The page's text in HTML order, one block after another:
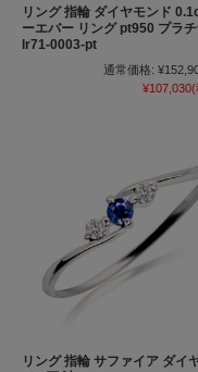
リング 指輪 ダイヤモンド
ーエバー リング pt950 プラ
lr71-0003-pt
通常価格:
¥107,030(
リング 指輪 サファイア ダイ